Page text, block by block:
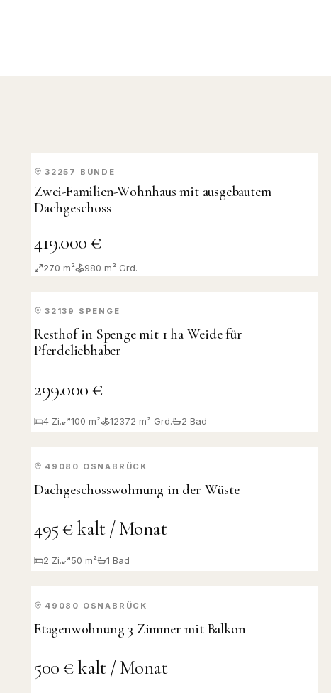
KAUF
32257 BÜNDE
Zwei-Familien-Wohnhaus mit ausgebautem
Dachgeschoss
419.000 €
270 m² 980 m² Grd.
KAUF
32139 SPENGE
Resthof in Spenge mit 1 ha Weide für
Pferdeliebhaber
299.000 €
4 Zi. 100 m² 12372 m² Grd. 2 Bad
VERMIETET
49080 OSNABRÜCK
Dachgeschosswohnung in der Wüste
495 € kalt / Monat
2 Zi. 50 m² 1 Bad
VERMIETET
49080 OSNABRÜCK
Etagenwohnung 3 Zimmer mit Balkon
500 € kalt / Monat